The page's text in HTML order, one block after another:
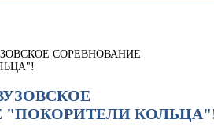
СОРЕВНОВАНИЕ
"ПОКОРИТЕЛИ